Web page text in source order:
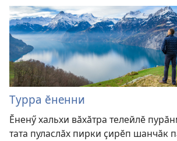
Турра ӗненни
Ӗненӳ хальхи вӑхӑтра телейлӗ
тата пуласлӑх пирки ҫирӗп шанчӑк